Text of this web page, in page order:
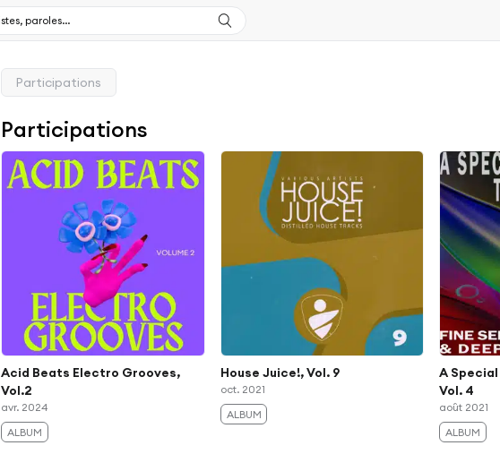
Participations
Participations
Acid Beats Electro Grooves,
Vol.2
avr. 2024
ALBUM
House Juice!, Vol. 9
oct. 2021
ALBUM
A
Vol. 4
août 2021
ALBUM